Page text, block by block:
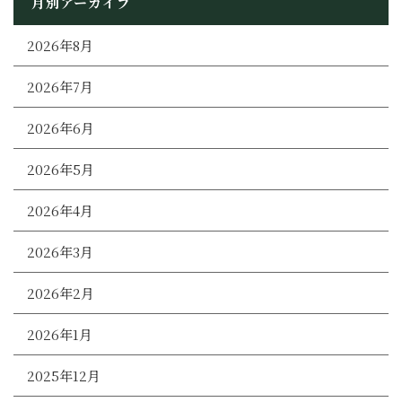
2026年8月
2026年7月
2026年6月
2026年5月
2026年4月
2026年3月
2026年2月
2026年1月
2025年12月